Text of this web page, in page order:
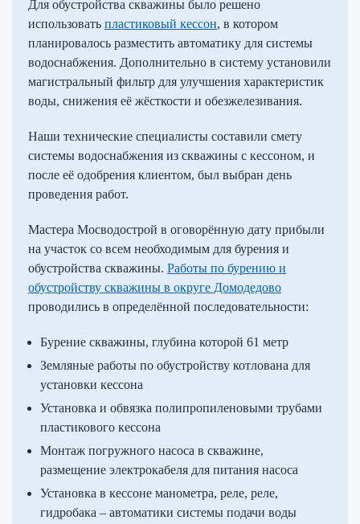
Для обустройства скважины было решено
использовать пластиковый кессон, в котором
планировалось разместить автоматику для системы
водоснабжения. Дополнительно в систему установили
магистральный фильтр для улучшения характеристик
воды, снижения её жёсткости и обезжелезивания.
Наши технические специалисты составили смету
системы водоснабжения из скважины с кессоном, и
после её одобрения клиентом, был выбран день
проведения работ.
Мастера Мосводострой в оговорённую дату прибыли
на участок со всем необходимым для бурения и
обустройства скважины. Работы по бурению и
обустройству скважины в округе Домодедово
проводились в определённой последовательности:
Бурение скважины, глубина которой 61 метр
Земляные работы по обустройству котлована для
установки кессона
Установка и обвязка полипропиленовыми трубами
пластикового кессона
Монтаж погружного насоса в скважине,
размещение электрокабеля для питания насоса
Установка в кессоне манометра, реле, реле,
гидробака – автоматики системы подачи воды